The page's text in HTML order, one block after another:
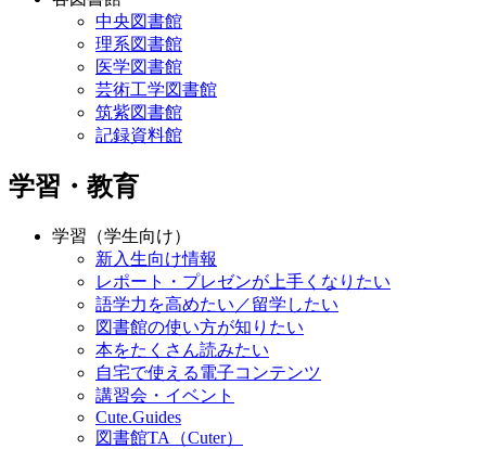
中央図書館
理系図書館
医学図書館
芸術工学図書館
筑紫図書館
記録資料館
学習・教育
学習（学生向け）
新入生向け情報
レポート・プレゼンが上手くなりたい
語学力を高めたい／留学したい
図書館の使い方が知りたい
本をたくさん読みたい
自宅で使える電子コンテンツ
講習会・イベント
Cute.Guides
図書館TA（Cuter）